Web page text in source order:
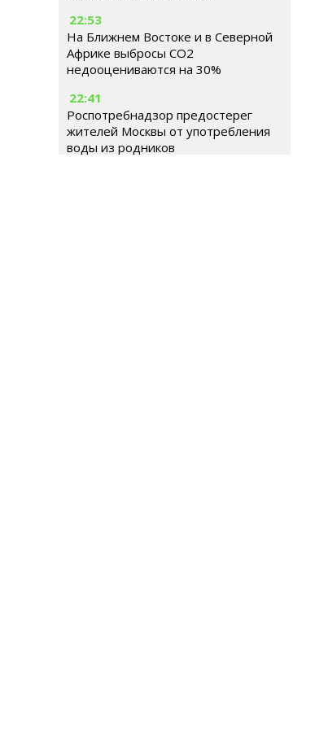
22:53
На Ближнем Востоке и в Северной
Африке выбросы CO2
недооцениваются на 30%
22:41
Роспотребнадзор предостерег
жителей Москвы от употребления
воды из родников